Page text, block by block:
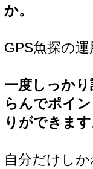
か。
GPS魚探の
一度しっか
らんでポイ
りができま
自分だけし